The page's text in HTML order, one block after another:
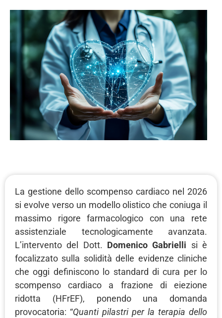
La gestione dello scompenso cardiaco nel 2026
si evolve verso un modello olistico che coniuga il
massimo rigore farmacologico con una rete
assistenziale tecnologicamente avanzata.
L’intervento del Dott. Domenico Gabrielli si è
focalizzato sulla solidità delle evidenze cliniche
che oggi definiscono lo standard di cura per lo
scompenso cardiaco a frazione di eiezione
ridotta (HFrEF), ponendo una domanda
provocatoria: “Quanti pilastri per la terapia dello